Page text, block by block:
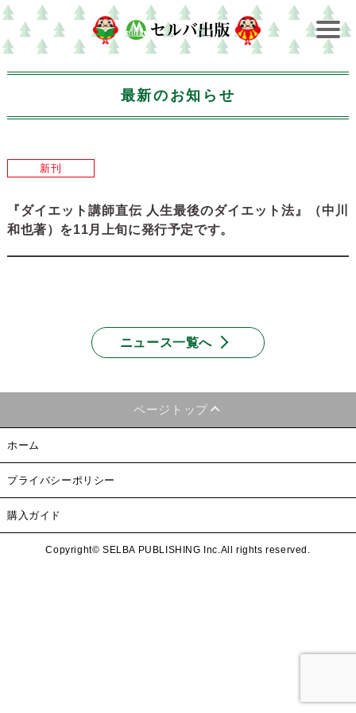
最新のお知らせ
新刊
『ダイエット講師直伝 人生最後のダイエット法』（中川
和也著）を11月上旬に発行予定です。
ニュース一覧へ
ページトップ
ホーム
プライバシーポリシー
購入ガイド
Copyright© SELBA PUBLISHING Inc.All rights reserved.